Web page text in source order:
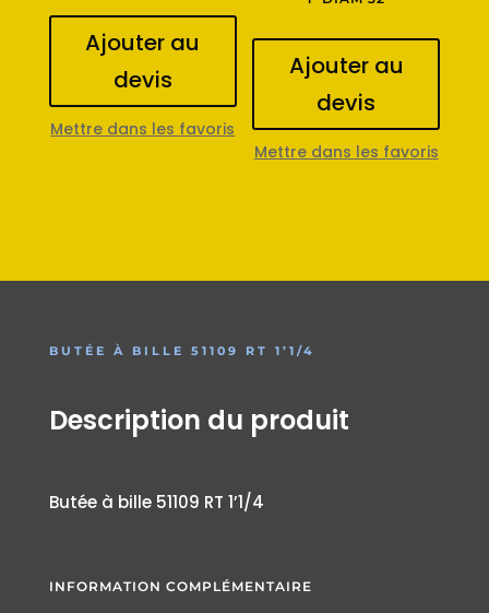
Ajouter au
devis
Mettre dans les favoris
Ajouter au
devis
Mettre dans les favoris
BUTÉE À BILLE 51109 RT 1’1/4
Description du produit
Butée à bille 51109 RT 1’1/4
INFORMATION COMPLÉMENTAIRE